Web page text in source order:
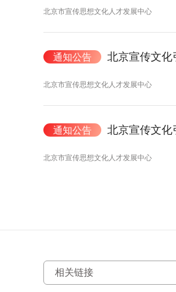
北京市宣传思想文化人才发展中心
通知公告 北京宣传文
北京市宣传思想文化人才发展中心
通知公告 北京宣传文
北京市宣传思想文化人才发展中心